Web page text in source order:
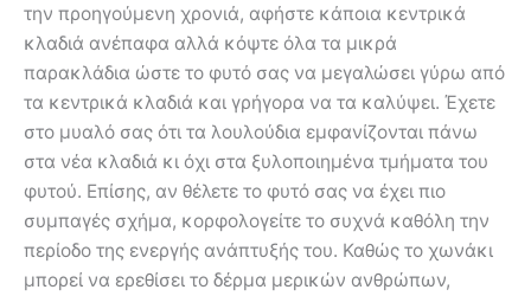
την προηγούμενη χρονιά, αφήστε κάποια κεντρικά
κλαδιά ανέπαφα αλλά κόψτε όλα τα μικρά
παρακλάδια ώστε το φυτό σας να μεγαλώσει γύρω από
τα κεντρικά κλαδιά και γρήγορα να τα καλύψει. Έχετε
στο μυαλό σας ότι τα λουλούδια εμφανίζονται πάνω
στα νέα κλαδιά κι όχι στα ξυλοποιημένα τμήματα του
φυτού. Επίσης, αν θέλετε το φυτό σας να έχει πιο
συμπαγές σχήμα, κορφολογείτε το συχνά καθόλη την
περίοδο της ενεργής ανάπτυξής του. Καθώς το χωνάκι
μπορεί να ερεθίσει το δέρμα μερικών ανθρώπων,